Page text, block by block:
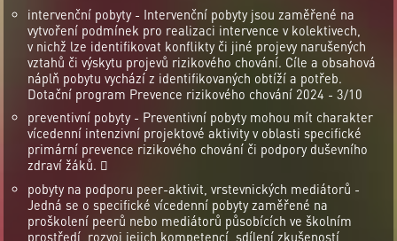
intervenční pobyty - Intervenční pobyty jsou zaměřené na
vytvoření podmínek pro realizaci intervence v kolektivech,
v nichž lze identifikovat konflikty či jiné projevy narušených
vztahů či výskytu projevů rizikového chování. Cíle a obsahová
náplň pobytu vychází z identifikovaných obtíží a potřeb.
Dotační program Prevence rizikového chování 2024 - 3/10
preventivní pobyty - Preventivní pobyty mohou mít charakter
vícedenní intenzivní projektové aktivity v oblasti specifické
primární prevence rizikového chování či podpory duševního
zdraví žáků. 
pobyty na podporu peer-aktivit, vrstevnických mediátorů -
Jedná se o specifické vícedenní pobyty zaměřené na
proškolení peerů nebo mediátorů působících ve školním
prostředí, rozvoj jejich kompetencí, sdílení zkušeností